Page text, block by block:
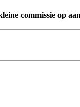
commissie op